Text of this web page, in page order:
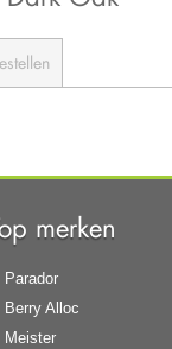
merken
Parador
Berry Alloc
Meister